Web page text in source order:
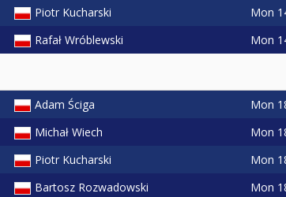
Piotr Kucharski Mon
Rafał Wróblewski Mon
Adam Ściga Mon
Michał Wiech Mon
Piotr Kucharski Mon
Bartosz Rozwadowski Mon